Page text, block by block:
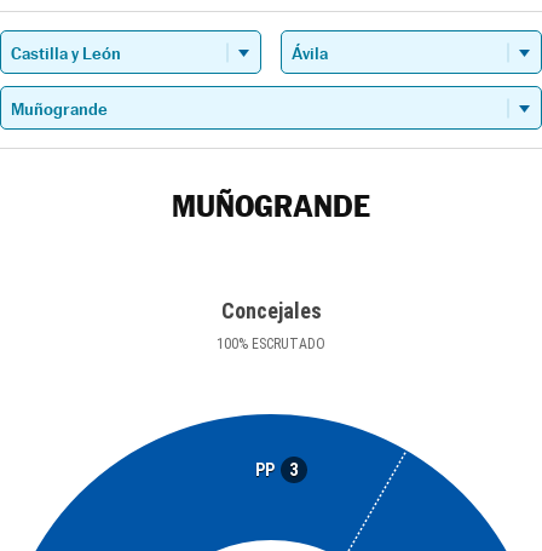
MUÑOGRANDE
Concejales
100% ESCRUTADO
PP 3